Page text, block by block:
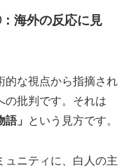
海外の反応に見
的な視点から指摘され
の批判です。それは
」
という見方です。
ュニティに、白人の主